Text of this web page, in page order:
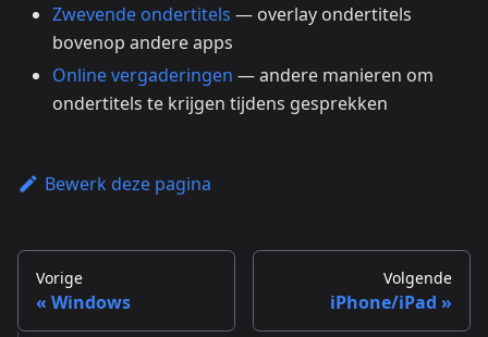
Zwevende ondertitels — overlay ondertitels
bovenop andere apps
Online vergaderingen — andere manieren om
ondertitels te krijgen tijdens gesprekken
Bewerk deze pagina
Vorige
Windows
Volgende
iPhone/iPad